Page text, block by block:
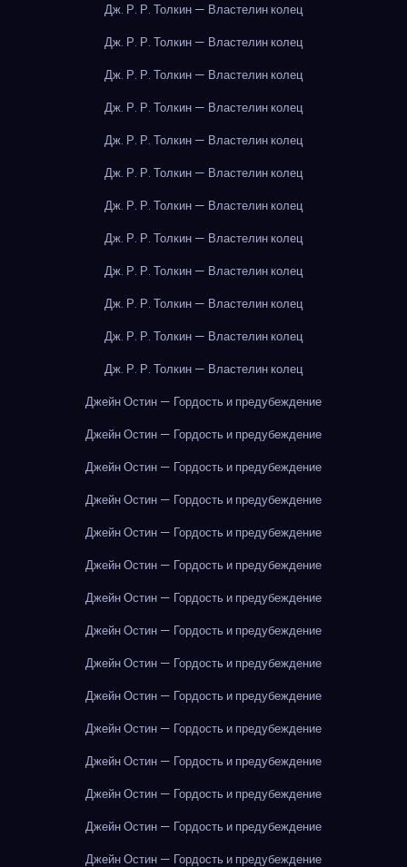
Дж. Р. Р. Толкин — Властелин колец
Дж. Р. Р. Толкин — Властелин колец
Дж. Р. Р. Толкин — Властелин колец
Дж. Р. Р. Толкин — Властелин колец
Дж. Р. Р. Толкин — Властелин колец
Дж. Р. Р. Толкин — Властелин колец
Дж. Р. Р. Толкин — Властелин колец
Дж. Р. Р. Толкин — Властелин колец
Дж. Р. Р. Толкин — Властелин колец
Дж. Р. Р. Толкин — Властелин колец
Дж. Р. Р. Толкин — Властелин колец
Дж. Р. Р. Толкин — Властелин колец
Джейн Остин — Гордость и предубеждение
Джейн Остин — Гордость и предубеждение
Джейн Остин — Гордость и предубеждение
Джейн Остин — Гордость и предубеждение
Джейн Остин — Гордость и предубеждение
Джейн Остин — Гордость и предубеждение
Джейн Остин — Гордость и предубеждение
Джейн Остин — Гордость и предубеждение
Джейн Остин — Гордость и предубеждение
Джейн Остин — Гордость и предубеждение
Джейн Остин — Гордость и предубеждение
Джейн Остин — Гордость и предубеждение
Джейн Остин — Гордость и предубеждение
Джейн Остин — Гордость и предубеждение
Джейн Остин — Гордость и предубеждение